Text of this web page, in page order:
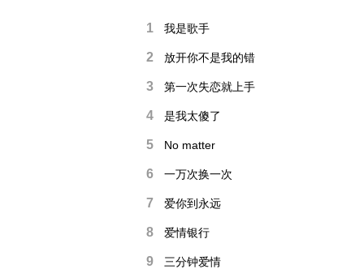
1 我是歌手
2 放开你不是我的错
3 第一次失恋就上手
4 是我太傻了
5 No matter
6 一万次换一次
7 爱你到永远
8 爱情银行
9 三分钟爱情